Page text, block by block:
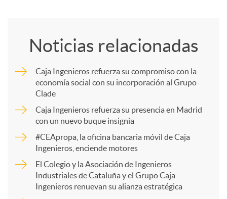
m
r
Noticias relacionadas
Caja Ingenieros refuerza su compromiso con la
economía social con su incorporación al Grupo
Clade
Caja Ingenieros refuerza su presencia en Madrid
con un nuevo buque insignia
#CEApropa, la oficina bancaria móvil de Caja
Ingenieros, enciende motores
El Colegio y la Asociación de Ingenieros
Industriales de Cataluña y el Grupo Caja
Ingenieros renuevan su alianza estratégica